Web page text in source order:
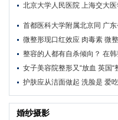
北京大学人民医院 上海交大
首都医科大学附属北京同 广
微整形现口红效应 肉毒素 微
整容的人都有自杀倾向？ 在
女子美容院整形又“放血 英国“
护肤应从洁面做起 洗脸是 爱
婚纱摄影